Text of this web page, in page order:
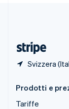
Svizzera
Prodotti e
Tariffe